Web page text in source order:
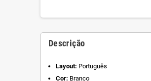
Descrição
Layout: Português
Cor: Branco